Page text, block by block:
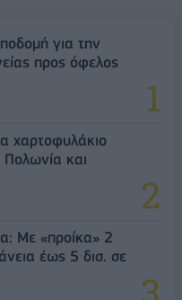
για την
προς όφελος
χαρτοφυλάκιο
και
Με «προίκα» 2
έως 5 δισ. σε